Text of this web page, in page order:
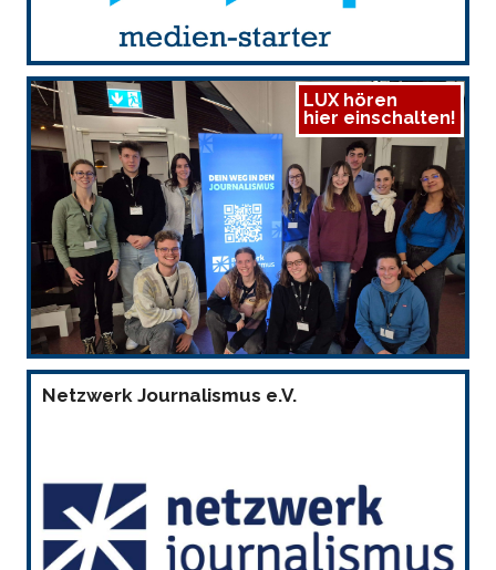
LUX hören
hier einschalten!
Netzwerk Journalismus e.V.